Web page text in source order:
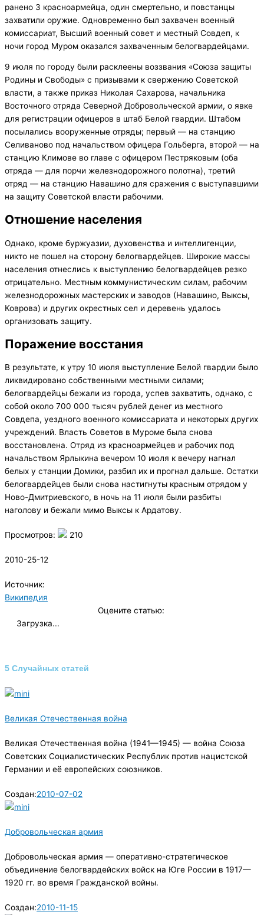
ранено 3 красноармейца, один смертельно, и повстанцы
захватили оружие. Одновременно был захвачен военный
комиссариат, Высший военный совет и местный Совдеп, к
ночи город Муром оказался захваченным белогвардейцами.
9 июля по городу были расклеены воззвания «Союза защиты
Родины и Свободы» с призывами к свержению Советской
власти, а также приказ Николая Сахарова, начальника
Восточного отряда Северной Добровольческой армии, о явке
для регистрации офицеров в штаб Белой гвардии. Штабом
посылались вооруженные отряды; первый — на станцию
Селиваново под начальством офицера Гольберга, второй — на
станцию Климове во главе с офицером Пестряковым (оба
отряда — для порчи железнодорожного полотна), третий
отряд — на станцию Навашино для сражения с выступавшими
на защиту Советской власти рабочими.
Отношение населения
Однако, кроме буржуазии, духовенства и интеллигенции,
никто не пошел на сторону белогвардейцев. Широкие массы
населения отнеслись к выступлению белогвардейцев резко
отрицательно. Местным коммунистическим силам, рабочим
железнодорожных мастерских и заводов (Навашино, Выксы,
Коврова) и других окрестных сел и деревень удалось
организовать защиту.
Поражение восстания
В результате, к утру 10 июля выступление Белой гвардии было
ликвидировано собственными местными силами;
белогвардейцы бежали из города, успев захватить, однако, с
собой около 700 000 тысяч рублей денег из местного
Совдепа, уездного военного комиссариата и некоторых других
учреждений. Власть Советов в Муроме была снова
восстановлена. Отряд из красноармейцев и рабочих под
начальством Ярлыкина вечером 10 июля к вечеру нагнал
белых у станции Домики, разбил их и прогнал дальше. Остатки
белогвардейцев были снова настигнуты красным отрядом у
Ново-Дмитриевского, в ночь на 11 июля были разбиты
наголову и бежали мимо Выксы к Ардатову.
Просмотров: 210
2010-25-12
Источник:
Википедия
Оцените статью:
Загрузка...
5 Случайных статей
Великая Отечественная война
Великая Отечественная война (1941—1945) — война Союза
Советских Социалистических Республик против нацистской
Германии и её европейских союзников.
Создан:2010-07-02
Добровольческая армия
Добровольческая армия — оперативно-стратегическое
объединение белогвардейских войск на Юге России в 1917—
1920 гг. во время Гражданской войны.
Создан:2010-11-15